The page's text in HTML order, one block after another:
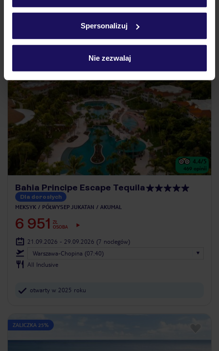
Szczegółowe informacje o plikach cookie znajdziesz
Spersonalizuj
Nie zezwalaj
4.4/5
469 opinii
Bahia Principe Escape Tequila
Dla dorosłych
MEKSYK PÓŁWYSEP JUKATAN AKUMAL
6 951
ZŁ
OSOBA
21.09.2026 - 29.09.2026 (7 noclegów)
Warszawa-Chopina (07:40)
All Inclusive
otwarty w 2025 roku
ZALICZKA 25%